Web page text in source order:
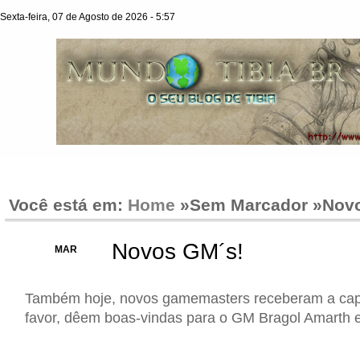
Sexta-feira, 07 de Agosto de 2026 - 5:57
Você está em: Home »Sem Marcador »
MAR Novos GM´s!
Também hoje, novos gamemasters receberam a
favor, dêem boas-vindas para o GM Bragol Amarth